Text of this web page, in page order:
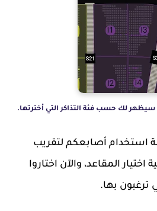
لك حسب فئة التذاكر التي أخترتها.
استخدام أصابعكم لتقريب
المقاعد، والآن اختاروا
ترغبون بها.